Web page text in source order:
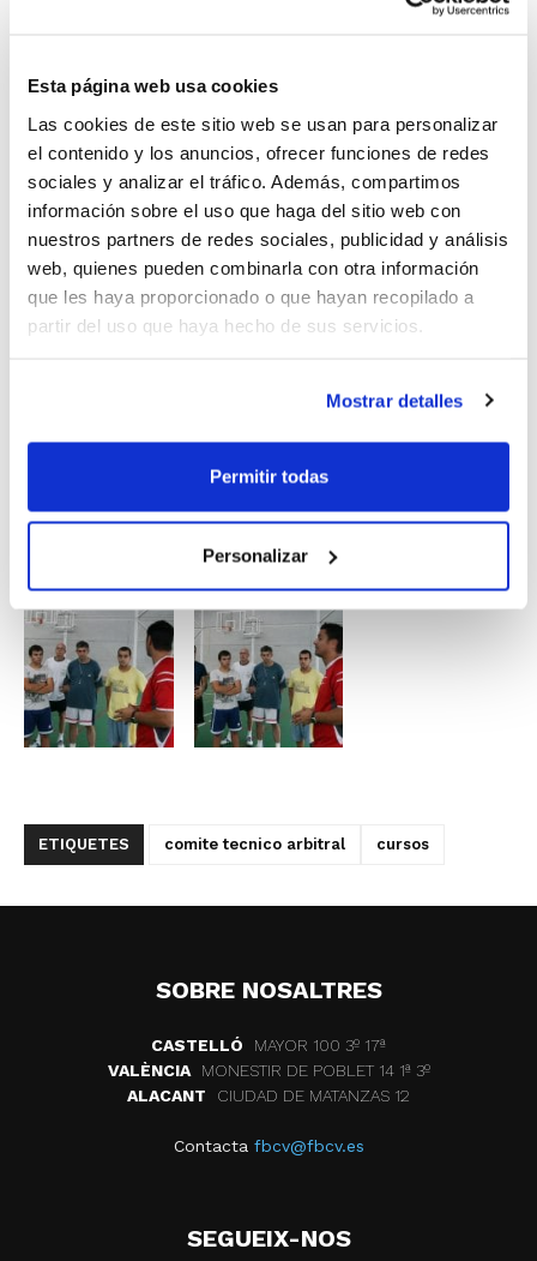
Esta página web usa cookies
Las cookies de este sitio web se usan para personalizar
el contenido y los anuncios, ofrecer funciones de redes
sociales y analizar el tráfico. Además, compartimos
información sobre el uso que haga del sitio web con
nuestros partners de redes sociales, publicidad y análisis
web, quienes pueden combinarla con otra información
que les haya proporcionado o que hayan recopilado a
partir del uso que haya hecho de sus servicios.
Mostrar detalles
Permitir todas
Personalizar
su formación, y ahora acaban de hacerlo los nuevos
árbitros. Tras recibir las clases de mecánica y posición
en la pista, progresivamente están siendo designados
para dirigir sus primeros encuentros de prácticas.
Al superar la parte práctica, los nuevos árbitros ya
podrán actuar solos en las competiciones de Iniciación
al Rendimiento (al principio, siempre en categorías y/o
niveles inferiores). Más adelante y según lo vaya
encuentros de categorías Senior y Junior.
ETIQUETES comite tecnico arbitral cursos
SOBRE NOSALTRES
CASTELLÓ
MAYOR 100 3º 17ª
VALÈNCIA
MONESTIR DE POBLET 14 1ª 3º
ALACANT
CIUDAD DE MATANZAS 12
Contacta fbcv@fbcv.es
SEGUEIX-NOS